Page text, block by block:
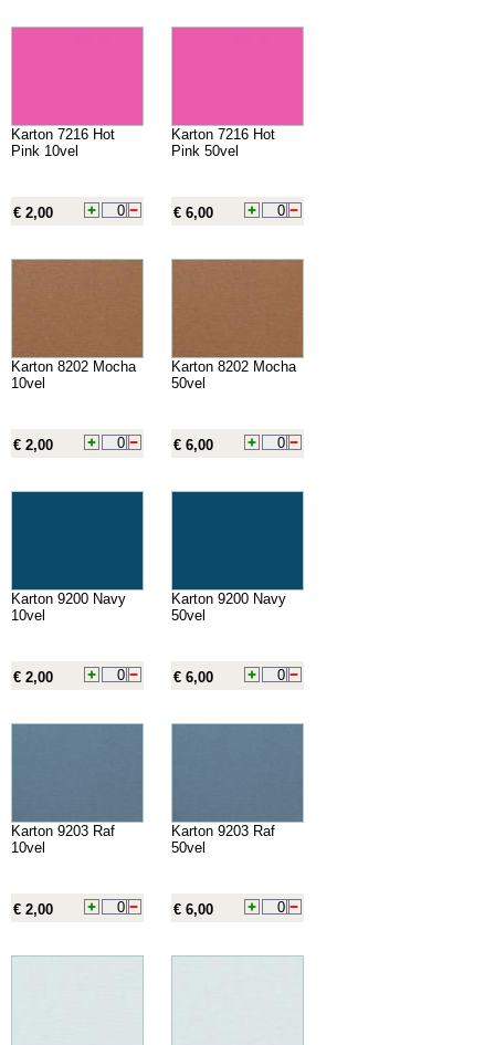
Karton 7216 Hot
Pink 10vel
€ 2,00
Karton 7216 Hot
Pink 50vel
€ 6,00
Karton 8202 Mocha
10vel
€ 2,00
Karton 8202 Mocha
50vel
€ 6,00
Karton 9200 Navy
10vel
€ 2,00
Karton 9200 Navy
50vel
€ 6,00
Karton 9203 Raf
10vel
€ 2,00
Karton 9203 Raf
50vel
€ 6,00